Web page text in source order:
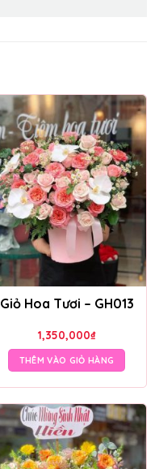
Giỏ Hoa Tươi – GH013
1,350,000₫
THÊM VÀO GIỎ HÀNG